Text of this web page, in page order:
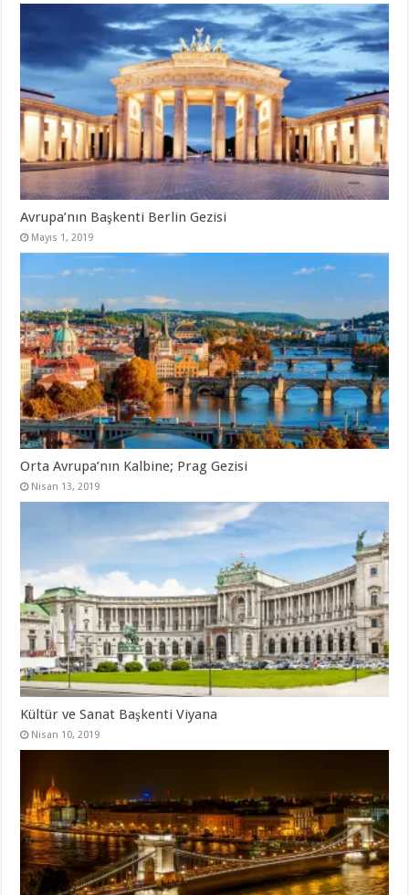
Avrupa’nın Başkenti Berlin Gezisi
Mayıs 1, 2019
Orta Avrupa’nın Kalbine; Prag Gezisi
Nisan 13, 2019
Kültür ve Sanat Başkenti Viyana
Nisan 10, 2019